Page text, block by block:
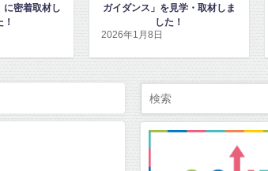
ス」を見学・取材しま
月8日
「2026年第1回秋田採用勉強
会」開催決定！
2026年1月7日